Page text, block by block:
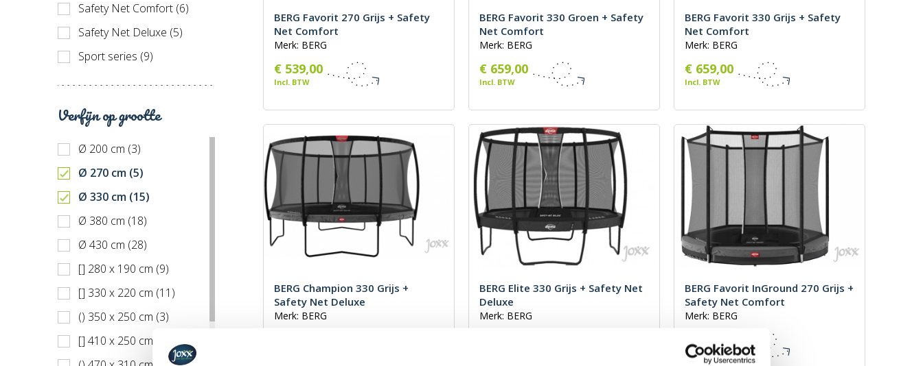
Safety Net Comfort (6)
Safety Net Deluxe (5)
Sport series (9)
Verfijn op grootte
Ø 200 cm (3)
Ø 270 cm (5)
Ø 330 cm (15)
Ø 380 cm (18)
Ø 430 cm (28)
[] 280 x 190 cm (9)
[] 330 x 220 cm (11)
() 350 x 250 cm (3)
[] 410 x 250 cm (14)
BERG Favorit 270 Grijs + Safety
Net Comfort
Merk: BERG
€ 539,00
Incl. BTW
BERG Favorit 330 Groen + Safety
Net Comfort
Merk: BERG
€ 659,00
Incl. BTW
BERG Favorit 330 Grijs + Safety
Net Comfort
Merk: BERG
€ 659,00
Incl. BTW
BERG Champion 330 Grijs +
Safety Net Deluxe
Merk: BERG
BERG Elite 330 Grijs + Safety Net
Deluxe
Merk: BERG
BERG Favorit InGround 270 Grijs +
Safety Net Comfort
Merk: BERG
€ 609,00
Incl. BTW